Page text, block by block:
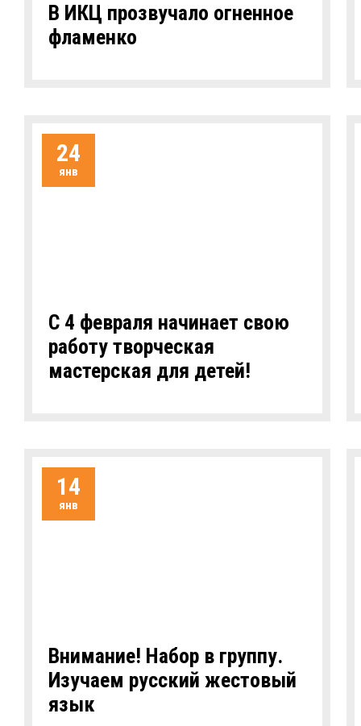
В ИКЦ прозвучало огненное
фламенко
24
янв
С 4 февраля начинает свою
работу творческая
мастерская для детей!
14
янв
Внимание! Набор в группу.
Изучаем русский жестовый
язык